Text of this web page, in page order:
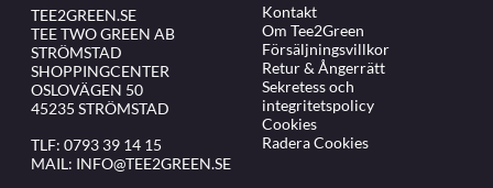
TEE2GREEN.SE
TEE TWO GREEN AB
STRÖMSTAD
SHOPPINGCENTER
OSLOVÄGEN 50
45235 STRÖMSTAD
TLF: 0793 39 14 15
MAIL: INFO@TEE2GREEN.SE
Kontakt
Om Tee2Green
Försäljningsvillkor
Retur & Ångerrätt
Sekretess och
integritetspolicy
Cookies
Radera Cookies